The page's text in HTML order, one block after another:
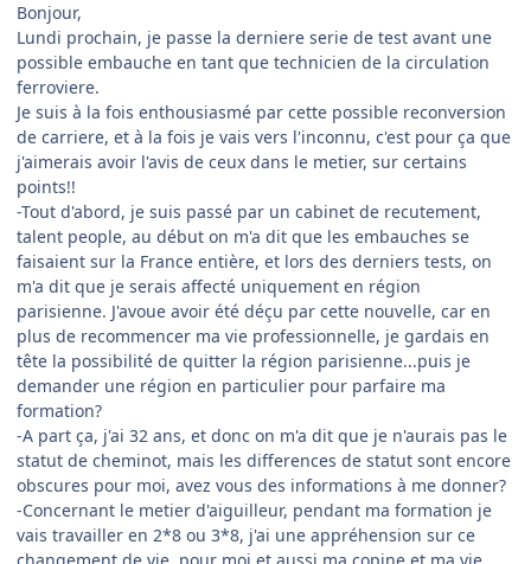
Bonjour,
Lundi prochain, je passe la derniere serie de test avant une
possible embauche en tant que technicien de la circulation
ferroviere.
Je suis à la fois enthousiasmé par cette possible reconversion
de carriere, et à la fois je vais vers l'inconnu, c'est pour ça que
j'aimerais avoir l'avis de ceux dans le metier, sur certains
points!!
-Tout d'abord, je suis passé par un cabinet de recutement,
talent people, au début on m'a dit que les embauches se
faisaient sur la France entière, et lors des derniers tests, on
m'a dit que je serais affecté uniquement en région
parisienne. J'avoue avoir été déçu par cette nouvelle, car en
plus de recommencer ma vie professionnelle, je gardais en
tête la possibilité de quitter la région parisienne...puis je
demander une région en particulier pour parfaire ma
formation?
-A part ça, j'ai 32 ans, et donc on m'a dit que je n'aurais pas le
statut de cheminot, mais les differences de statut sont encore
obscures pour moi, avez vous des informations à me donner?
-Concernant le metier d'aiguilleur, pendant ma formation je
vais travailler en 2*8 ou 3*8, j'ai une appréhension sur ce